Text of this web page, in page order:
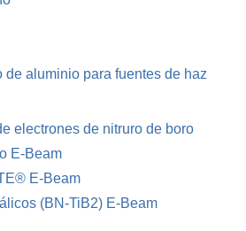
de aluminio para fuentes de haz
electrones de nitruro de boro
E-Beam
E-Beam
(BN-TiB2) E-Beam